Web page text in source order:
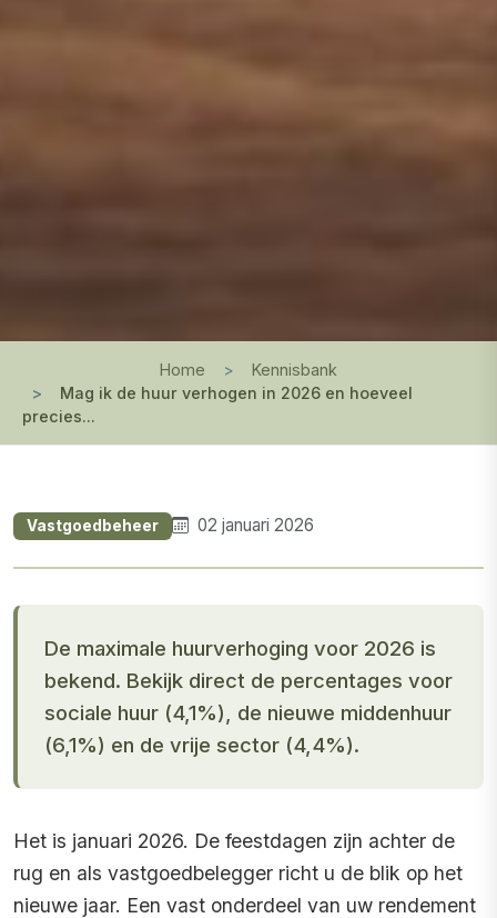
Home
Kennisbank
Mag ik de huur verhogen in 2026 en hoeveel
precies...
Vastgoedbeheer 02 januari 2026
De maximale huurverhoging voor 2026 is
bekend. Bekijk direct de percentages voor
sociale huur (4,1%), de nieuwe middenhuur
(6,1%) en de vrije sector (4,4%).
Het is januari 2026. De feestdagen zijn achter de
rug en als vastgoedbelegger richt u de blik op het
nieuwe jaar. Een vast onderdeel van uw rendement